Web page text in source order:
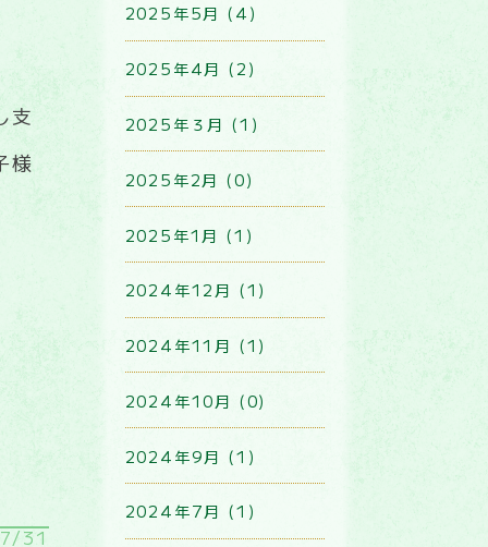
支
様
31
2025年5月 (4)
2025年4月 (2)
2025年３月 (1)
2025年2月 (0)
2025年1月 (1)
2024年12月 (1)
2024年11月 (1)
2024年10月 (0)
2024年9月 (1)
2024年7月 (1)